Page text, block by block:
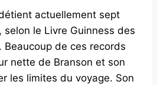
actuellement sept
le Livre Guinness des
de ces records
nette de Branson et son
les limites du voyage. Son